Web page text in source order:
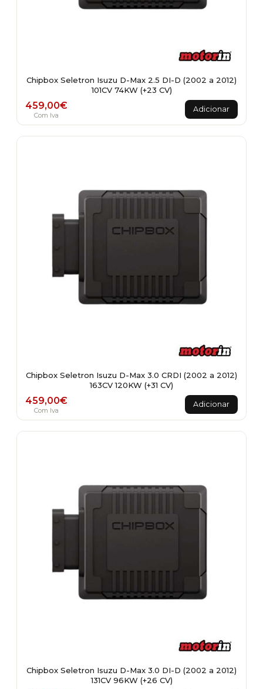
Chipbox Seletron Isuzu D-Max 2.5 DI-D (2002 a 2012)
101CV 74KW (+23 CV)
459,00€
Com Iva
Adicionar
Chipbox Seletron Isuzu D-Max 3.0 CRDI (2002 a 2012)
163CV 120KW (+31 CV)
459,00€
Com Iva
Adicionar
Chipbox Seletron Isuzu D-Max 3.0 DI-D (2002 a 2012)
131CV 96KW (+26 CV)